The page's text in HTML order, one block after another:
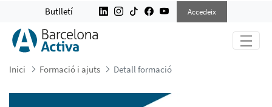
COM TRAMITAR
Butlletí Accedeix
Inici Formació i ajuts Detall formació